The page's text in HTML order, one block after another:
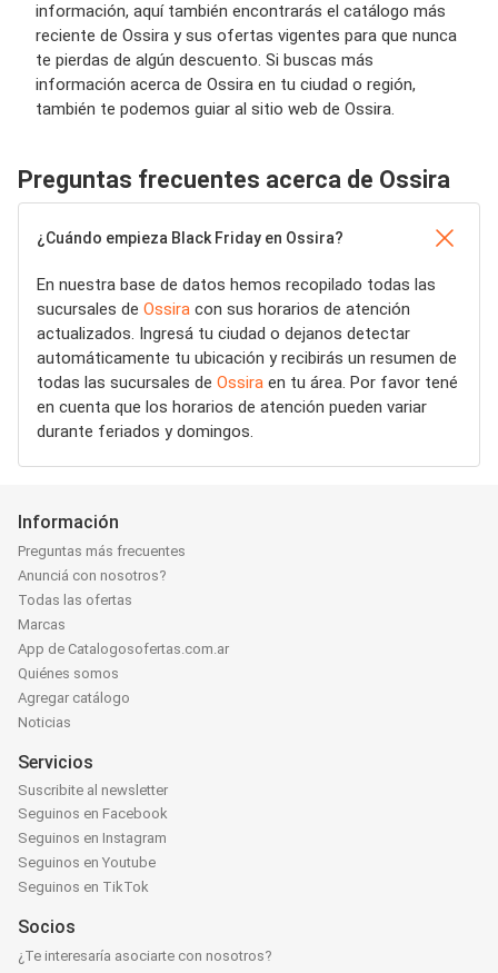
información, aquí también encontrarás el catálogo más
reciente de Ossira y sus ofertas vigentes para que nunca
te pierdas de algún descuento. Si buscas más
información acerca de Ossira en tu ciudad o región,
también te podemos guiar al sitio web de Ossira.
Preguntas frecuentes acerca de Ossira
¿Cuándo empieza Black Friday en Ossira?
En nuestra base de datos hemos recopilado todas las
sucursales de Ossira con sus horarios de atención
actualizados. Ingresá tu ciudad o dejanos detectar
automáticamente tu ubicación y recibirás un resumen de
todas las sucursales de Ossira en tu área. Por favor tené
en cuenta que los horarios de atención pueden variar
durante feriados y domingos.
Información
Preguntas más frecuentes
Anunciá con nosotros?
Todas las ofertas
Marcas
App de Catalogosofertas.com.ar
Quiénes somos
Agregar catálogo
Noticias
Servicios
Suscribite al newsletter
Seguinos en Facebook
Seguinos en Instagram
Seguinos en Youtube
Seguinos en TikTok
Socios
¿Te interesaría asociarte con nosotros?